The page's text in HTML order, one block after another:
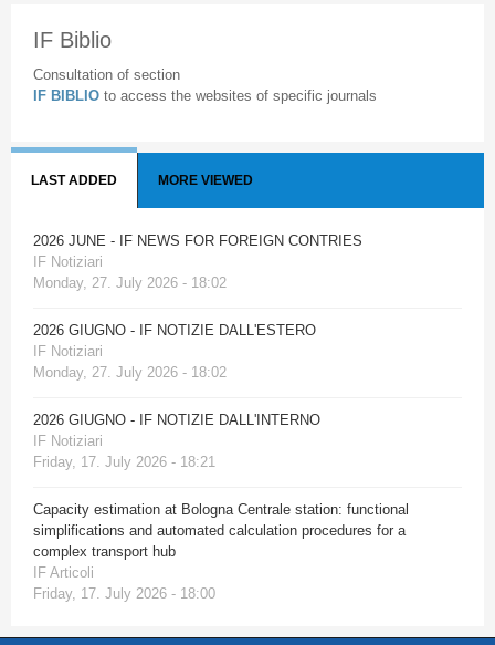
IF Biblio
Consultation of section
IF BIBLIO to access the websites of specific journals
LAST ADDED MORE VIEWED
2026 JUNE - IF NEWS FOR FOREIGN CONTRIES
IF Notiziari
Monday, 27. July 2026 - 18:02
2026 GIUGNO - IF NOTIZIE DALL'ESTERO
IF Notiziari
Monday, 27. July 2026 - 18:02
2026 GIUGNO - IF NOTIZIE DALL'INTERNO
IF Notiziari
Friday, 17. July 2026 - 18:21
Capacity estimation at Bologna Centrale station: functional
simplifications and automated calculation procedures for a
complex transport hub
IF Articoli
Friday, 17. July 2026 - 18:00